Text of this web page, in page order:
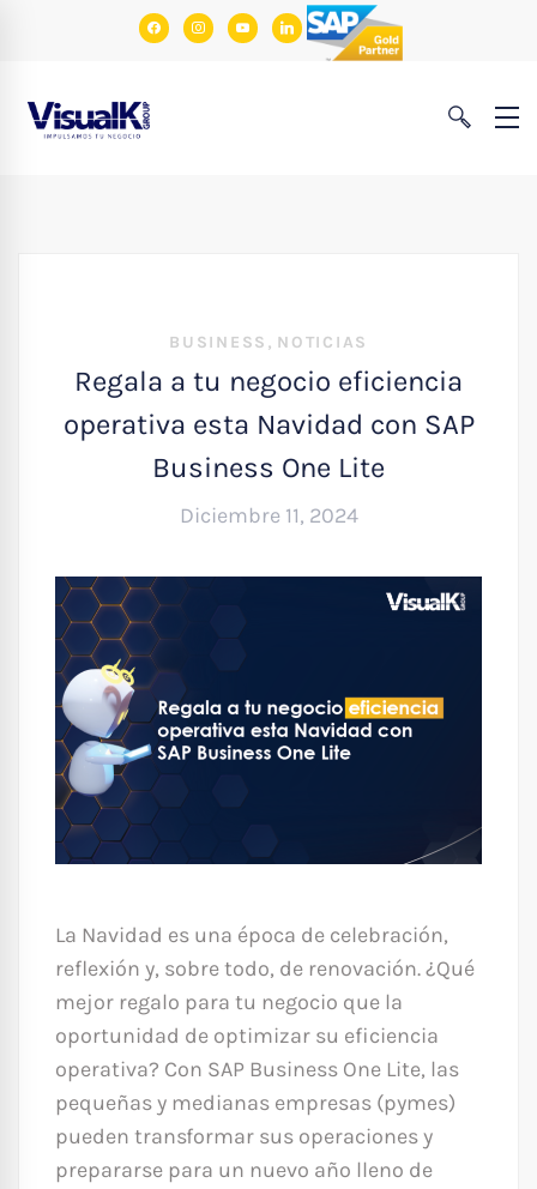
facebookinstagram
youtubelinkedin
BUSINESS , NOTICIAS
Regala a tu negocio eficiencia
operativa esta Navidad con SAP
Business One Lite
Diciembre 11, 2024
La Navidad es una época de celebración,
reflexión y, sobre todo, de renovación. ¿Qué
mejor regalo para tu negocio que la
oportunidad de optimizar su eficiencia
operativa? Con SAP Business One Lite, las
pequeñas y medianas empresas (pymes)
pueden transformar sus operaciones y
prepararse para un nuevo año lleno de